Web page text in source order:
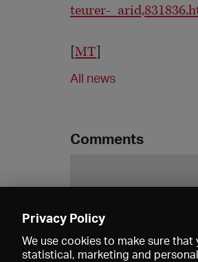
teurer-
MT
All news
Comments
Privacy Policy
We use cookies to make sure
statistical, marketing and